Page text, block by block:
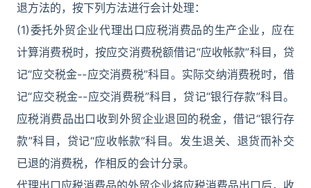
退方法的，按下列方法进行会计处理：
(1)委托外贸企业代理出口应税消费品的生产企业，应在
计算消费税时，按应交消费税额借记“应收帐款”科目，贷
记“应交税金--应交消费税”科目。实际交纳消费税时，借
记“应交税金--应交消费税”科目，贷记“银行存款”科目。
应税消费品出口收到外贸企业退回的税金，借记“银行存
款”科目，贷记“应收帐款”科目。发生退关、退货而补交
已退的消费税，作相反的会计分录。
代理出口应税消费品的外贸企业将应税消费品出口后，收